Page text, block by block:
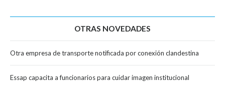
OTRAS NOVEDADES
Otra empresa de transporte notificada por conexión clandestina
Essap capacita a funcionarios para cuidar imagen institucional